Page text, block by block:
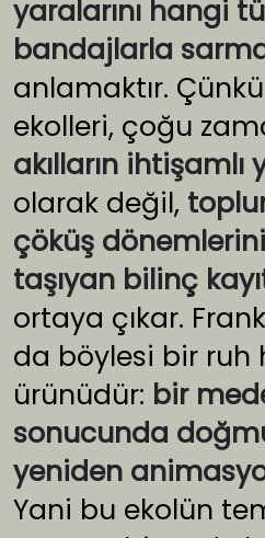
yaralarını hangi
bandajlarla
anlamaktır.
ekolleri, çoğu
akılların ihtişamlı
olarak değil,
çöküş
taşıyan bilinç
ortaya çıkar.
da böylesi bir ruh
ürünüdür: bir
sonucunda
yeniden
Yani bu ekolün